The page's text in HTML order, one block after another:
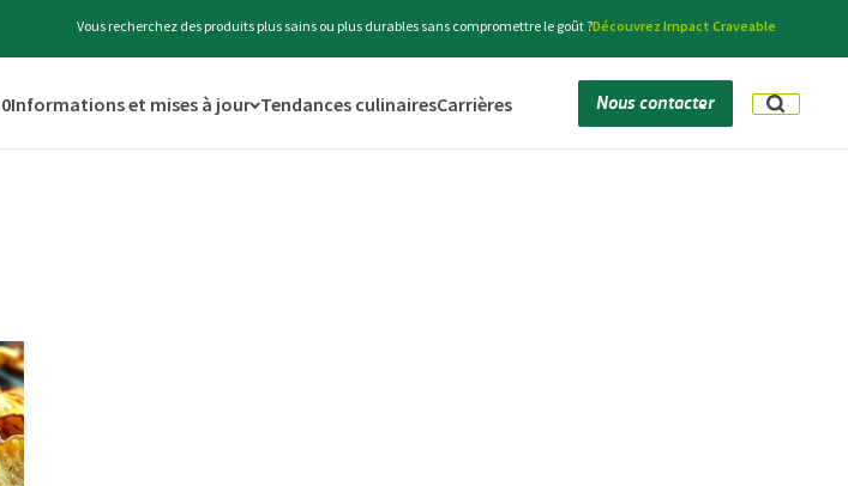
Vous recherchez des produits plus sains ou plus durables sans compromettre le goût ?Découvrez Impact Craveable
Informations et mises à jour Tendances culinairesCarrières Nous contacter